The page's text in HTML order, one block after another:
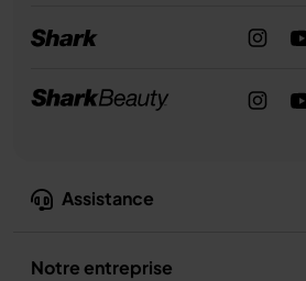
Assistance
Notre entreprise